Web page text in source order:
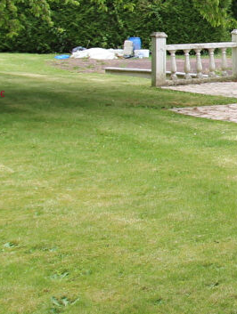
avec toiture en tuiles plates
cathédrale , un salon séjour
placards, une salle d'eau et un
chambres (possible d'en couper
m². AMOUREUX DU CALME